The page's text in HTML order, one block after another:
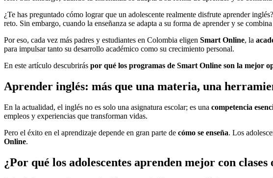
¿Te has preguntado cómo lograr que un adolescente realmente disfrute aprender
reto. Sin embargo, cuando la enseñanza se adapta a su forma de aprender y se
Por eso, cada vez más padres y estudiantes en Colombia eligen Smart Online, la
para impulsar tanto su desarrollo académico como su crecimiento personal.
En este artículo descubrirás por qué los programas de Smart Online son la mejor
Aprender inglés: más que una materia, una
En la actualidad, el inglés no es solo una asignatura escolar; es una competencia
empleos y experiencias que transforman vidas.
Pero el éxito en el aprendizaje depende en gran parte de cómo se enseña. Los
Online.
¿Por qué los adolescentes aprenden mejor con clases